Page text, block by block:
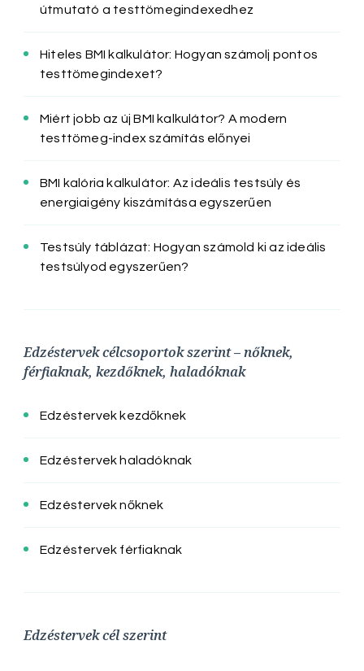
útmutató a testtömegindexedhez
Hiteles BMI kalkulátor: Hogyan számolj pontos
testtömegindexet?
Miért jobb az új BMI kalkulátor? A modern
testtömeg-index számítás előnyei
BMI kalória kalkulátor: Az ideális testsúly és
energiaigény kiszámítása egyszerűen
Testsúly táblázat: Hogyan számold ki az ideális
testsúlyod egyszerűen?
Edzéstervek célcsoportok szerint – nőknek,
férfiaknak, kezdőknek, haladóknak
Edzéstervek kezdőknek
Edzéstervek haladóknak
Edzéstervek nőknek
Edzéstervek férfiaknak
Edzéstervek cél szerint